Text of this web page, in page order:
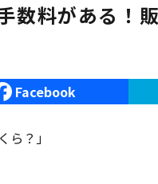
料がある！
Facebook
ら？」